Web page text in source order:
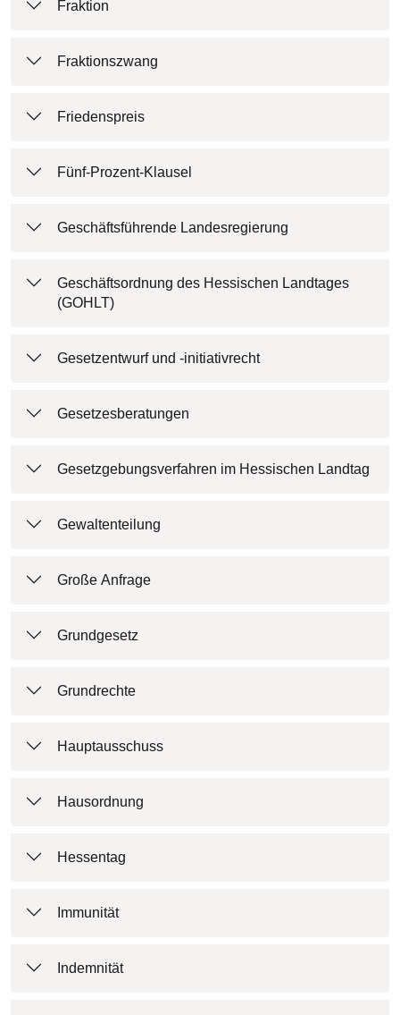
Fraktion
Fraktionszwang
Friedenspreis
Fünf-Prozent-Klausel
Geschäftsführende Landesregierung
Geschäftsordnung des Hessischen Landtages
(GOHLT)
Gesetzentwurf und -initiativrecht
Gesetzesberatungen
Gesetzgebungsverfahren im Hessischen Landtag
Gewaltenteilung
Große Anfrage
Grundgesetz
Grundrechte
Hauptausschuss
Hausordnung
Hessentag
Immunität
Indemnität